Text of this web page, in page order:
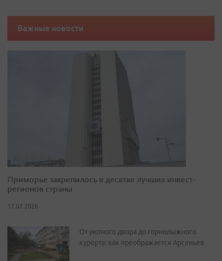
Важные новости
Приморье закрепилось в десятке лучших инвест-
регионов страны
17.07.2026
От уютного двора до горнолыжного
курорта: как преображается Арсеньев